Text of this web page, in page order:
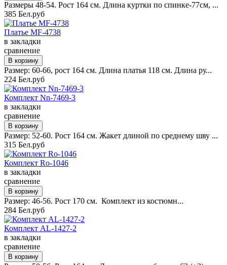
Размеры 48-54. Рост 164 см. Длина куртки по спинке-77см, ...
385 Бел.руб
Платье MF-4738
в закладки
сравнение
Размер: 60-66, рост 164 см. Длина платья 118 см. Длина ру...
224 Бел.руб
Комплект Nn-7469-3
в закладки
сравнение
Размер: 52-60. Рост 164 см. Жакет длиной по среднему шву ...
315 Бел.руб
Комплект Ro-1046
в закладки
сравнение
Размер: 46-56. Рост 170 см. Комплект из костюмн...
284 Бел.руб
Комплект AL-1427-2
в закладки
сравнение